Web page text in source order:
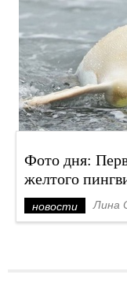
Фото дня:
желтого
новости Лина